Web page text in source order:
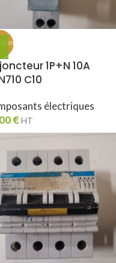
1P+N 10A
C10
électriques
€HT